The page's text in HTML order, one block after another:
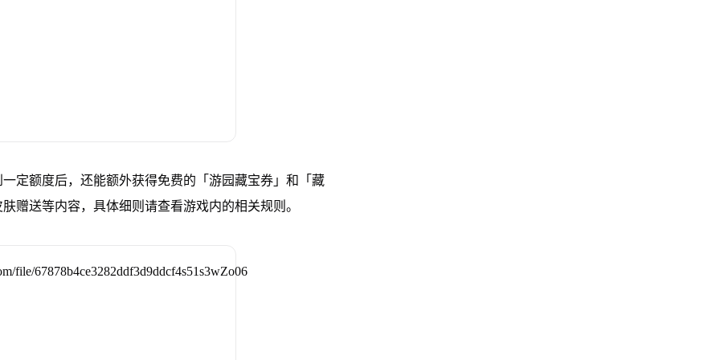
定额度后，还能额外获得免费的「游园藏宝券」和「藏
赠送等内容，具体细则请查看游戏内的相关规则。